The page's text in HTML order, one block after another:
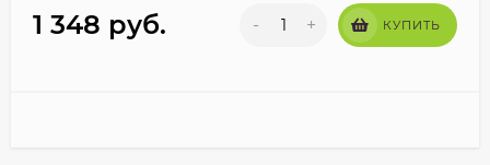
1 348 руб. - + КУПИТЬ